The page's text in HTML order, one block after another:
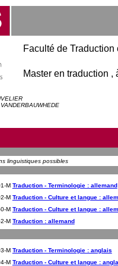
Faculté de
Master en traduction
linguistiques possibles
M Traduction - Terminologie : allemand
M Traduction - Culture et langue :
M Traduction - Culture et langue :
M Traduction : allemand
M Traduction - Terminologie : anglais
M Traduction - Culture et langue :